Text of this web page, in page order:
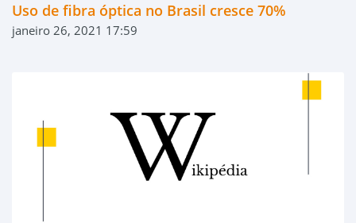
Uso de fibra óptica no Brasil cresce 70%
janeiro 26, 2021 17:59